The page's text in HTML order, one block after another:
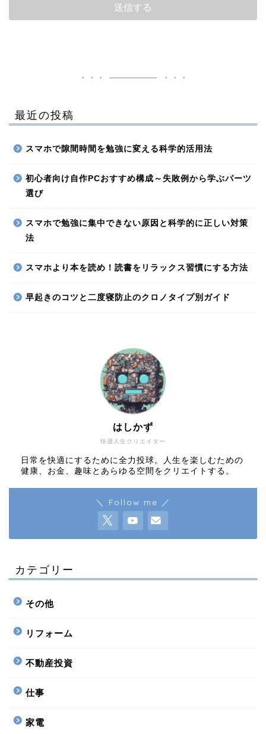
最近の投稿
スマホで隙間時間を勉強に変える科学的活用法
初心者向け自作PCおすすめ構成～失敗例から学ぶパーツ
選び
スマホで勉強に集中できない原因と科学的に正しい対策
法
スマホより本を読め！読書をリラックス習慣にする方法
早起きのコツと二度寝防止のクロノタイプ別ガイド
快適人生クリエイター
はしかず
日常を快適にするために全力投球。人生を楽しむための
健康、お金、趣味とあらゆる空間をクリエイトする。
＼ Follow me ／
カテゴリー
その他
リフォーム
不動産投資
仕事
家電